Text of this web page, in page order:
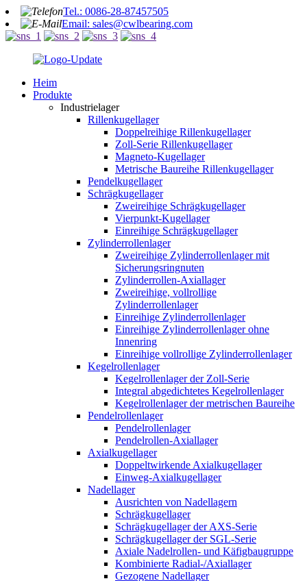
Tel.: 0086-28-87457505
Email: sales@cwlbearing.com
Heim
Produkte
Industrielager
Rillenkugellager
Doppelreihige Rillenkugellager
Zoll-Serie Rillenkugellager
Magneto-Kugellager
Metrische Baureihe Rillenkugellager
Pendelkugellager
Schrägkugellager
Zweireihige Schrägkugellager
Vierpunkt-Kugellager
Einreihige Schrägkugellager
Zylinderrollenlager
Zweireihige Zylinderrollenlager mit
Sicherungsringnuten
Zylinderrollen-Axiallager
Zweireihige, vollrollige
Zylinderrollenlager
Einreihige Zylinderrollenlager
Einreihige Zylinderrollenlager ohne
Innenring
Einreihige vollrollige Zylinderrollenlager
Kegelrollenlager
Kegelrollenlager der Zoll-Serie
Integral abgedichtetes Kegelrollenlager
Kegelrollenlager der metrischen Baureihe
Pendelrollenlager
Pendelrollenlager
Pendelrollen-Axiallager
Axialkugellager
Doppeltwirkende Axialkugellager
Einweg-Axialkugellager
Nadellager
Ausrichten von Nadellagern
Schrägkugellager
Schrägkugellager der AXS-Serie
Schrägkugellager der SGL-Serie
Axiale Nadelrollen- und Käfigbaugruppe
Kombinierte Radial-/Axiallager
Gezogene Nadellager